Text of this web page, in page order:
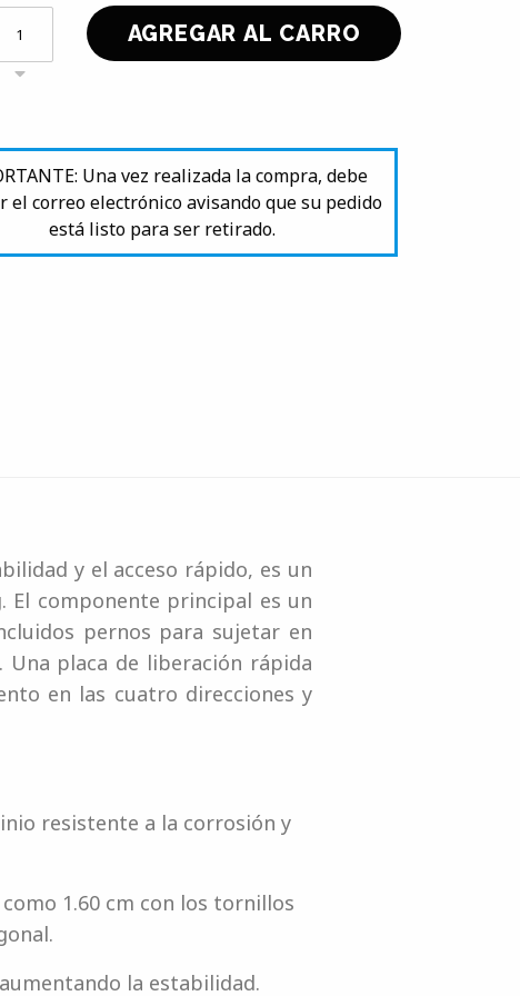
Una vez realizada la compra, debe
el correo electrónico avisando que su pedido
está listo para ser retirado.
y el acceso rápido, es un
El componente principal es un
pernos para sujetar en
placa de liberación rápida
en las cuatro direcciones y
resistente a la corrosión y
1.60 cm con los tornillos
la estabilidad.